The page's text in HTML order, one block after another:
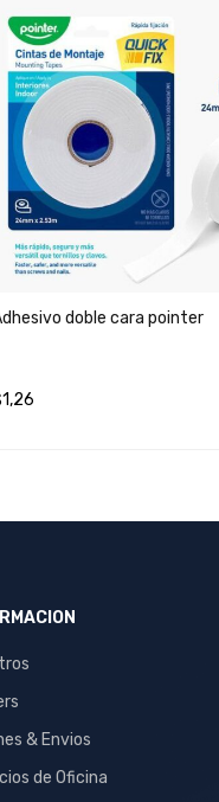
doble cara pointer
1,26
& Envios
de Oficina